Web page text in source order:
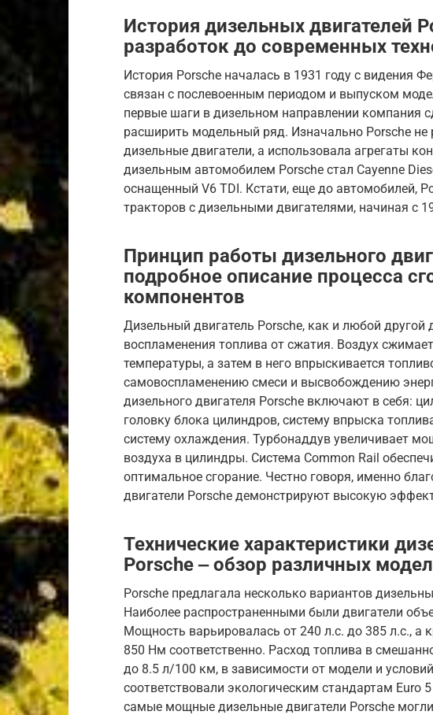
История дизельных двигателей
разработок до современных
История Porsche началась в 1931 году с видения
связан с послевоенным периодом и выпуском
первые шаги в дизельном направлении компания
расширить модельный ряд. Изначально Porsche не
дизельные двигатели, а использовала агрегаты
дизельным автомобилем Porsche стал Cayenne
оснащенный V6 TDI. Кстати, еще до автомобилей,
тракторов с дизельными двигателями, начиная с
Принцип работы дизельного
подробное описание процесса
компонентов
Дизельный двигатель Porsche, как и любой другой
воспламенения топлива от сжатия. Воздух
температуры, а затем в него впрыскивается
самовоспламенению смеси и высвобождению
дизельного двигателя Porsche включают в себя:
головку блока цилиндров, систему впрыска
систему охлаждения. Турбонаддув увеличивает
воздуха в цилиндры. Система Common Rail
оптимальное сгорание. Честно говоря, именно
двигатели Porsche демонстрируют высокую
Технические характеристики
Porsche ‒ обзор различных
Porsche предлагала несколько вариантов
Наиболее распространенными были двигатели
Мощность варьировалась от 240 л.с. до 385 л.с., а
850 Нм соответственно. Расход топлива в
до 8.5 л/100 км, в зависимости от модели и
соответствовали экологическим стандартам Euro
самые мощные дизельные двигатели Porsche